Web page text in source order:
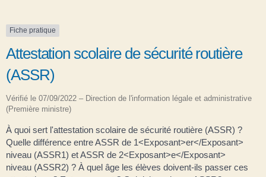
Fiche pratique
Attestation scolaire de sécurité routière
(ASSR)
Vérifié le 07/09/2022 – Direction de l'information légale et administrative
(Première ministre)
À quoi sert l'attestation scolaire de sécurité routière (ASSR) ?
Quelle différence entre ASSR de 1<Exposant>er</Exposant>
niveau (ASSR1) et ASSR de 2<Exposant>e</Exposant>
niveau (ASSR2) ? À quel âge les élèves doivent-ils passer ces